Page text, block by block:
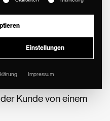
und
Kunde von einem
Einstellungen
Impressum